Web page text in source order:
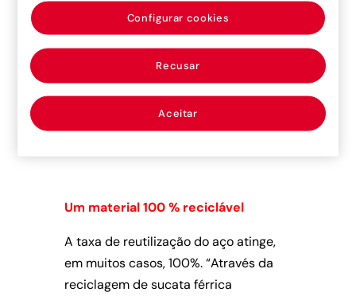
uma autorização ambiental integrada.
Além disso, no caso da siderurgia
espanhola, a maioria do aço que se
utiliza é reciclada. Utilizamos resíduos
para dar a eles uma segunda vida,
fabricando um produto de muito mais
Um material 100 % reciclável
A taxa de reutilização do aço atinge,
em muitos casos, 100%. “Através da
reciclagem de sucata férrica
Recusar
Aceitar
Configurar cookies